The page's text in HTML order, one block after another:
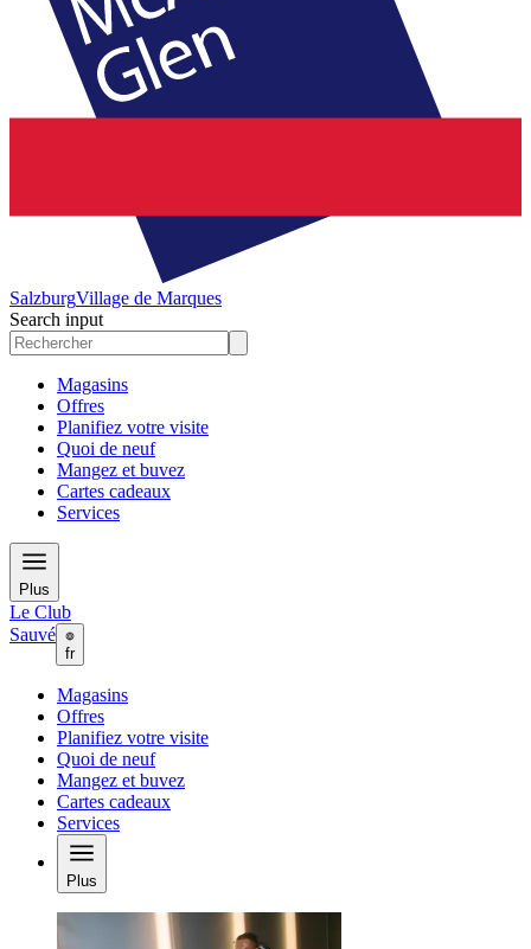
SalzburgVillage de Marques
Search input
Magasins
Offres
Planifiez votre visite
Quoi de neuf
Mangez et buvez
Cartes cadeaux
Services
Plus
Le Club
Sauvé
fr
Magasins
Offres
Planifiez votre visite
Quoi de neuf
Mangez et buvez
Cartes cadeaux
Services
Plus